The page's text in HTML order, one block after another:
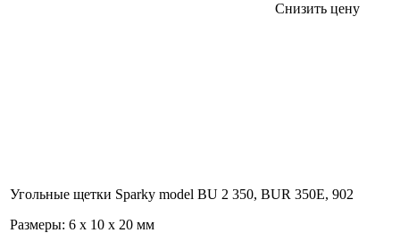
Снизить цену
Угольные щетки Sparky model BU 2 350, BUR 350E, 902
Размеры: 6 х 10 х 20 мм